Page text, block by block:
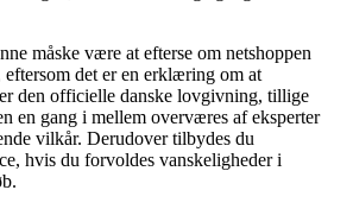
måske være at efterse om netshoppen
det er en erklæring om at
den officielle danske lovgivning, tillige
en gang i mellem overværes af eksperter
vilkår. Derudover tilbydes du
hvis du forvoldes vanskeligheder i